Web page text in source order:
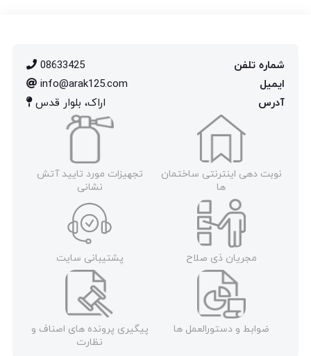
شماره تلفن
08633425
ایمیل
info@arak125.com
آدرس
اراک، بلوار قدس
نوبت دهی اینترنتی ساختمان
ها
تجهیزات مورد تایید آتش
نشانی
مجریان ذی صلاح پشتیبانی سایت
ضوابط و دستورالعمل ها
پیگیری پرونده های اصناف و
نظارت